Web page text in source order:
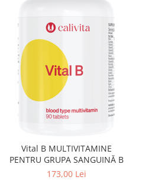
Vital B MULTIVITAMINE
PENTRU GRUPA SANGUINĂ B
173,00 Lei